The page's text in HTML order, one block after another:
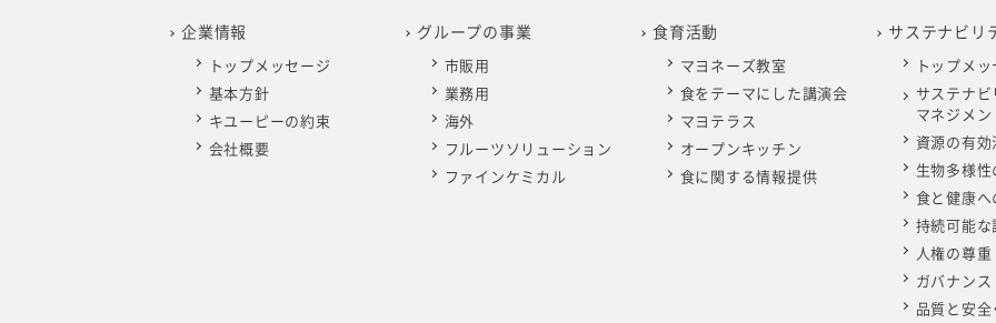
2025年1月
2024年2月
2024年1月
2023年3月
2023年2月
2023年1月
2022年4月
2022年3月
2022年2月
2021年5月
2021年4月
2021年3月
2020年6月
2020年5月
2020年4月
2019年7月
2019年6月
2019年5月
企業情報
トップメッセージ
基本方針
キユーピーの約束
会社概要
グループの事業
市販用
業務用
海外
フルーツソリューション
ファインケミカル
食育活動
マヨネーズ教室
食をテーマにした講演会
マヨテラス
オープンキッチン
食に関する情報提供
サステナビリ
トップメ
サステナビ
マネジメン
資源の有効
生物多様性
食と健康へ
持続可能な
人権の尊重
ガバナンス
品質と安全